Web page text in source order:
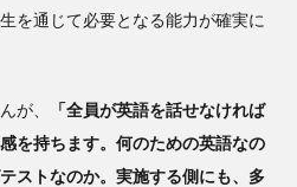
を通じて必要となる能力が確実に
が、
「全員が英語を話せなければ
を持ちます。何のための英語なの
ストなのか。実施する側にも、多